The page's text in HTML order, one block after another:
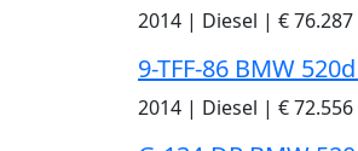
2014 | Diesel | € 76.287
9-TFF-86 BMW
2014 | Diesel | € 72.556